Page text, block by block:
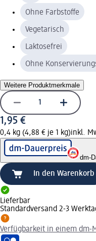
Ohne Farbstoffe
Vegetarisch
Laktosefrei
Ohne
Weitere Produktmerkmale
1,95 €
0,4 kg (4,88 € je 1 kg)inkl.
dm-
In den Warenkorb
Lieferbar
Standardversand 2-3
Verfügbarkeit in einem dm-